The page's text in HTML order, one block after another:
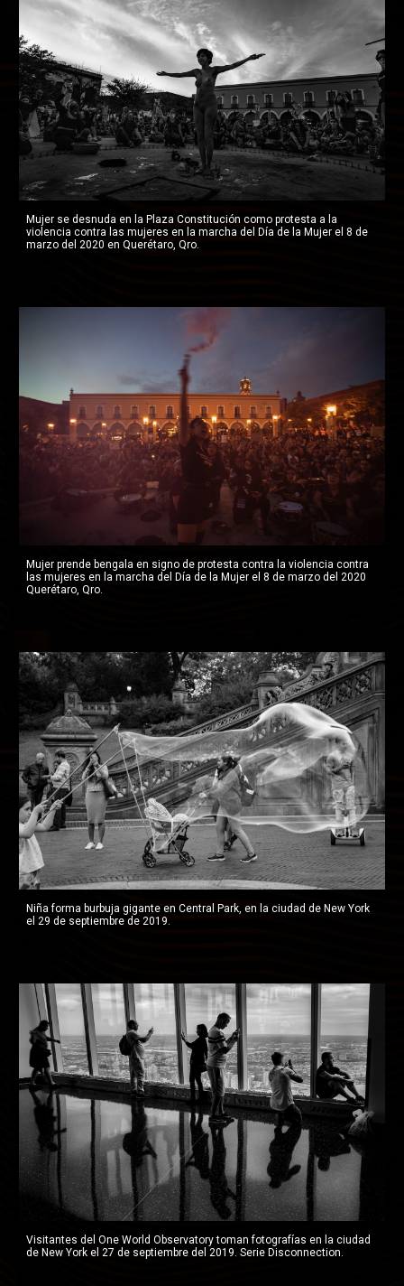
Mujer se desnuda en la Plaza Constitución como protesta a la
violencia contra las mujeres en la marcha del Día de la Mujer el 8 de
marzo del 2020 en Querétaro, Qro.
Mujer prende bengala en signo de protesta contra la violencia contra
las mujeres en la marcha del Día de la Mujer el 8 de marzo del 2020
Querétaro, Qro.
Niña forma burbuja gigante en Central Park, en la ciudad de New York
el 29 de septiembre de 2019.
Visitantes del One World Observatory toman fotografías en la ciudad
de New York el 27 de septiembre del 2019. Serie Disconnection.